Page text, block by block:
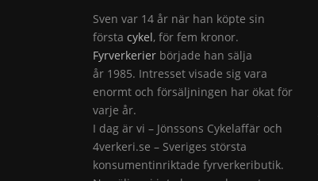
Sven var 14 år när han köpte sin
första cykel, för fem kronor.
Fyrverkerier började han sälja
år 1985. Intresset visade sig vara
enormt och försäljningen har ökat för
varje år.
I dag är vi – Jönssons Cykelaffär och
4verkeri.se – Sveriges största
konsumentinriktade fyrverkeributik.